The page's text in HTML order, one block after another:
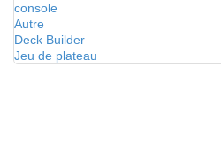
console
Autre
Deck Builder
Jeu de plateau